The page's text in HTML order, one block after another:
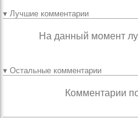
▾ Лучшие комментарии
На данный момент
▾ Остальные комментарии
Комментарии